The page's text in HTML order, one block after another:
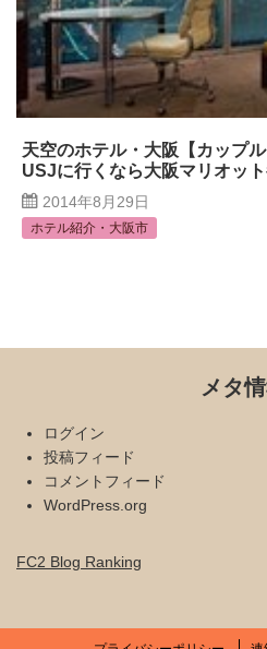
天空のホテル・大阪【カップ
USJに行くなら大阪マリオッ
2014年8月29日
ホテル紹介・大阪市
メタ
ログイン
投稿フィード
コメントフィード
WordPress.org
FC2 Blog Ranking